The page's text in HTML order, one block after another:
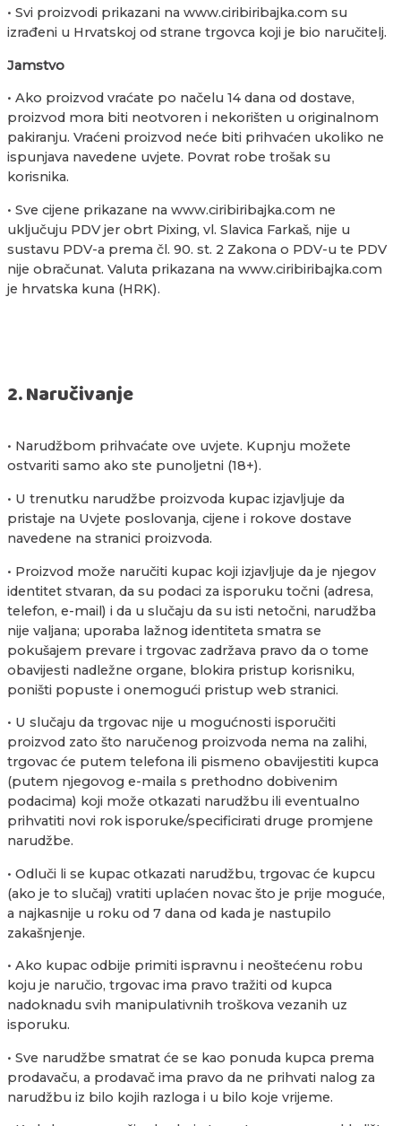
• Svi proizvodi prikazani na www.ciribiribajka.com su
izrađeni u Hrvatskoj od strane trgovca koji je bio naručitelj.
Jamstvo
• Ako proizvod vraćate po načelu 14 dana od dostave,
proizvod mora biti neotvoren i nekorišten u originalnom
pakiranju. Vraćeni proizvod neće biti prihvaćen ukoliko ne
ispunjava navedene uvjete. Povrat robe trošak su
korisnika.
• Sve cijene prikazane na www.ciribiribajka.com ne
uključuju PDV jer obrt Pixing, vl. Slavica Farkaš, nije u
sustavu PDV-a prema čl. 90. st. 2 Zakona o PDV-u te PDV
nije obračunat. Valuta prikazana na www.ciribiribajka.com
je hrvatska kuna (HRK).
2. Naručivanje
• Narudžbom prihvaćate ove uvjete. Kupnju možete
ostvariti samo ako ste punoljetni (18+).
• U trenutku narudžbe proizvoda kupac izjavljuje da
pristaje na Uvjete poslovanja, cijene i rokove dostave
navedene na stranici proizvoda.
• Proizvod može naručiti kupac koji izjavljuje da je njegov
identitet stvaran, da su podaci za isporuku točni (adresa,
telefon, e-mail) i da u slučaju da su isti netočni, narudžba
nije valjana; uporaba lažnog identiteta smatra se
pokušajem prevare i trgovac zadržava pravo da o tome
obavijesti nadležne organe, blokira pristup korisniku,
poništi popuste i onemogući pristup web stranici.
• U slučaju da trgovac nije u mogućnosti isporučiti
proizvod zato što naručenog proizvoda nema na zalihi,
trgovac će putem telefona ili pismeno obavijestiti kupca
(putem njegovog e-maila s prethodno dobivenim
podacima) koji može otkazati narudžbu ili eventualno
prihvatiti novi rok isporuke/specificirati druge promjene
narudžbe.
• Odluči li se kupac otkazati narudžbu, trgovac će kupcu
(ako je to slučaj) vratiti uplaćen novac što je prije moguće,
a najkasnije u roku od 7 dana od kada je nastupilo
zakašnjenje.
• Ako kupac odbije primiti ispravnu i neoštećenu robu
koju je naručio, trgovac ima pravo tražiti od kupca
nadoknadu svih manipulativnih troškova vezanih uz
isporuku.
• Sve narudžbe smatrat će se kao ponuda kupca prema
prodavaču, a prodavač ima pravo da ne prihvati nalog za
narudžbu iz bilo kojih razloga i u bilo koje vrijeme.